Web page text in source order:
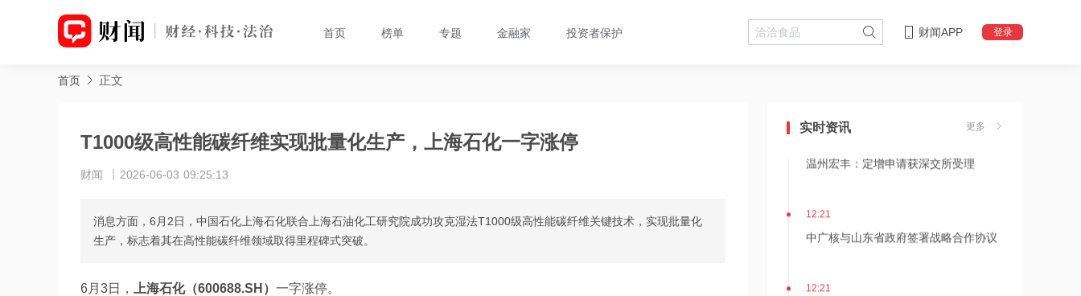
首页 榜单 专题 金融家 投资者保护 财闻APP 登录
首页 正文
T1000级高性能碳纤维实现批量化生产，上海石化一字涨停
财闻 2026-06-03 09:25:13
消息方面，6月2日，中国石化上海石化联合上海石油化工研究院成功攻克湿法T1000级高性能碳纤维关键技术，实现批量化
生产，标志着其在高性能碳纤维领域取得里程碑式突破。
6月3日， 上海石化（600688.SH） 一字涨停。
实时资讯 更多
12:21
温州宏丰：定增申请获深交所受理
12:21
中广核与山东省政府签署战略合作协议
12:21